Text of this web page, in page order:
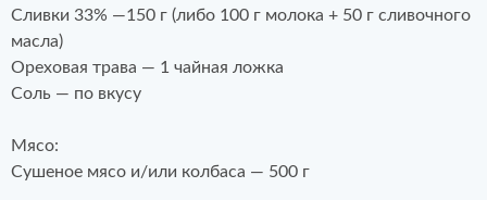
Сливки 33% —150 г (либо 100 г молока + 50 г сливочного
масла)
Ореховая трава — 1 чайная ложка
Соль — по вкусу
Мясо:
Сушеное мясо и/или колбаса — 500 г